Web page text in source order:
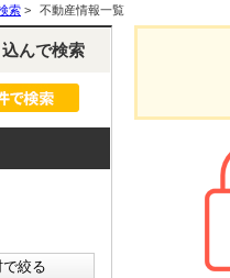
索 > 不動産情報一覧
んで検索